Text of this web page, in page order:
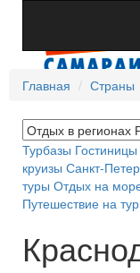
Главная
Страны
Турбазы Гостиницы
круизы Санкт-
туры Отдых на
Путешествие на